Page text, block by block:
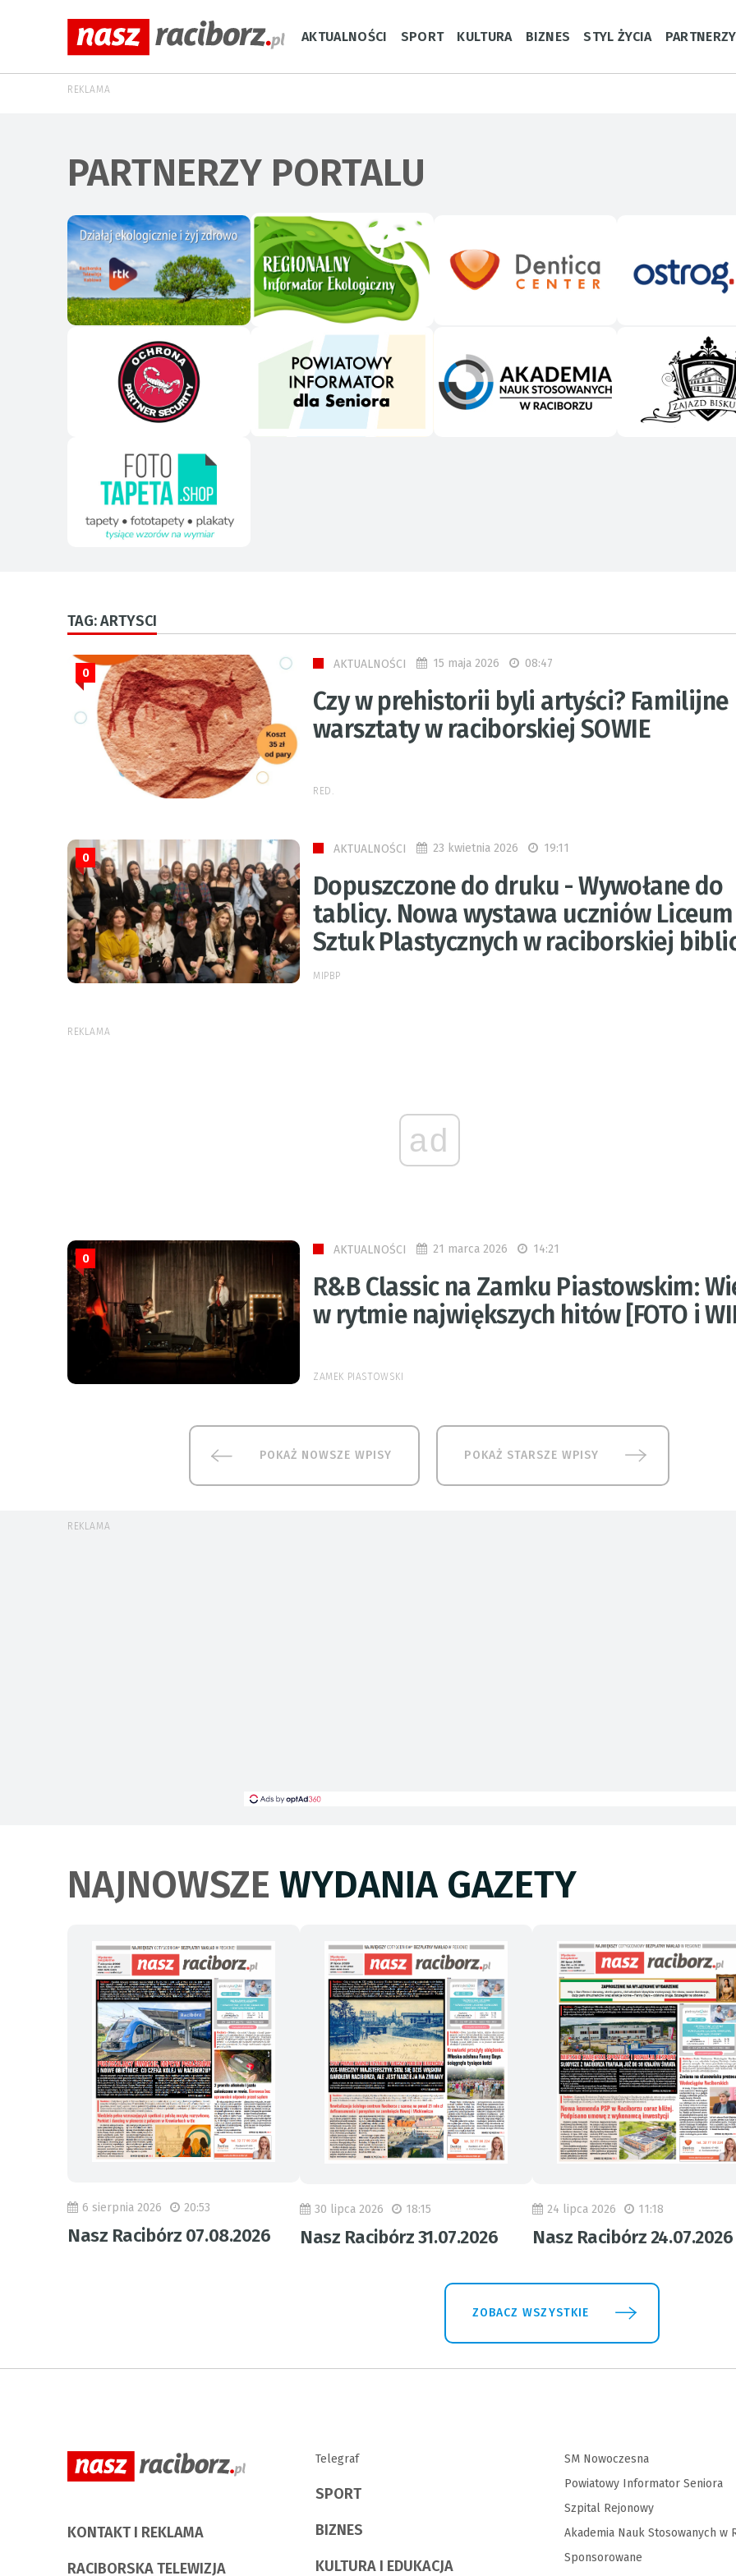
AKTUALNOŚCI SPORT KULTURA BIZNES STYL ŻYCIA PARTNERZY
REKLAMA
PARTNERZY PORTALU
TAG: ARTYSCI
AKTUALNOŚCI 15 maja 2026 08:47
Czy w prehistorii byli artyści? Familijne
warsztaty w raciborskiej SOWIE
0
RED.
AKTUALNOŚCI 23 kwietnia 2026 19:11
Dopuszczone do druku - Wywołane do
tablicy. Nowa wystawa uczniów Liceum
Sztuk Plastycznych w raciborskiej
0
MIPBP
REKLAMA
ad
AKTUALNOŚCI 21 marca 2026 14:21
R&B Classic na Zamku Piastowskim:
w rytmie największych hitów [FOTO i
0
ZAMEK PIASTOWSKI
POKAŻ NOWSZE WPISY POKAŻ STARSZE WPISY
REKLAMA
NAJNOWSZE WYDANIA GAZETY
6 sierpnia 2026 20:53
Nasz Racibórz 07.08.2026
30 lipca 2026 18:15
Nasz Racibórz 31.07.2026
24 lipca 2026 11:18
Nasz Racibórz 24.07.2026
ZOBACZ WSZYSTKIE
KONTAKT I REKLAMA
RACIBORSKA TELEWIZJA
Telegraf
SPORT
BIZNES
KULTURA I EDUKACJA
SM Nowoczesna
Powiatowy Informator Seniora
Szpital Rejonowy
Akademia Nauk Stosowanych w
Sponsorowane